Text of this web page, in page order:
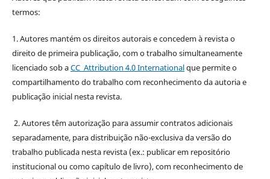
termos:
1. Autores mantém os direitos autorais e concedem à revista o
direito de primeira publicação, com o trabalho simultaneamente
licenciado sob aCC Attribution 4.0 Internationalque permite o
compartilhamento do trabalho com reconhecimento da autoria e
publicação inicial nesta revista.
2. Autores têm autorização para assumir contratos adicionais
separadamente, para distribuição não-exclusiva da versão do
trabalho publicada nesta revista (ex.: publicar em repositório
institucional ou como capítulo de livro), com reconhecimento de